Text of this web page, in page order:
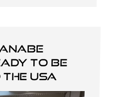
to be
USA